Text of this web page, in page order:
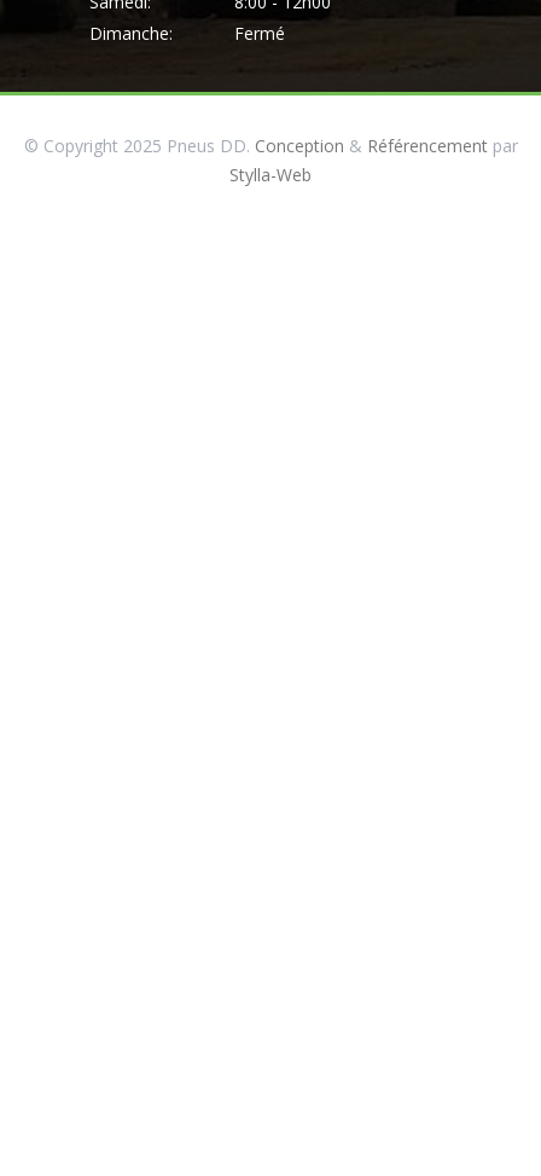
Dimanche:
Fermé
© Copyright 2025 Pneus DD. Conception & Référencementpar
Stylla-Web